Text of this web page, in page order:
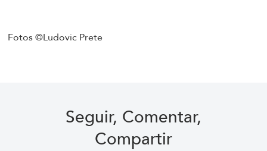
Fotos ©Ludovic Prete
Seguir, Comentar,
Compartir